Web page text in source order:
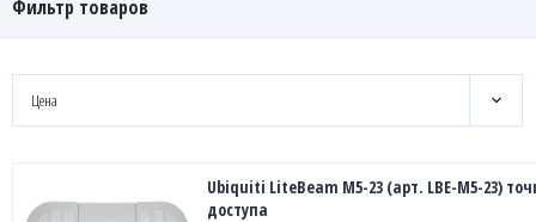
Фильтр товаров
Цена
Ubiquiti LiteBeam M5-23 (арт. LBE-M5-23)
доступа